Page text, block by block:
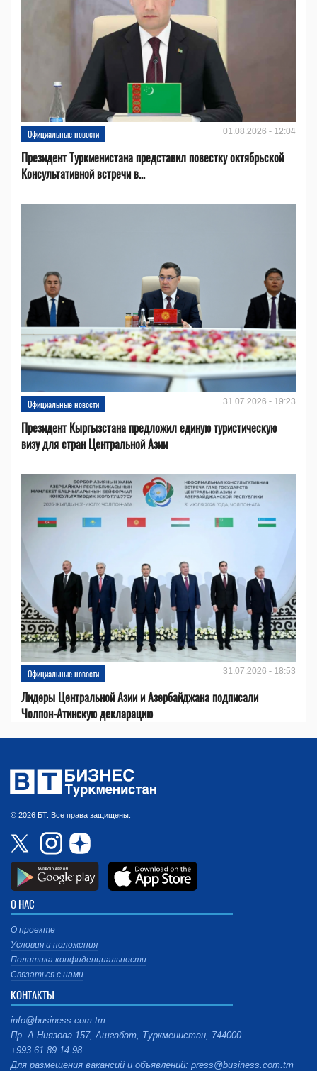
Официальные новости 01.08.2026 - 12:04
Президент Туркменистана представил повестку октябрьской
Консультативной встречи в...
Официальные новости 31.07.2026 - 19:23
Президент Кыргызстана предложил единую туристическую
визу для стран Центральной Азии
Официальные новости 31.07.2026 - 18:53
Лидеры Центральной Азии и Азербайджана подписали
Чолпон-Атинскую декларацию
© 2026 БТ. Все права защищены.
О НАС
О проекте
Условия и положения
Политика конфиденциальности
Связаться с нами
КОНТАКТЫ
info@business.com.tm
Пр. А.Ниязова 157, Ашгабат, Туркменистан, 744000
+993 61 89 14 98
Для размещения вакансий и объявлений: press@business.com.tm